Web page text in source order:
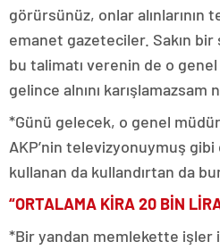
görürsünüz, onlar alınlarının
emanet gazeteciler. Sakın bir
bu talimatı verenin de o
gelince alnını
*Günü gelecek, o genel
AKP’nin televizyonuymuş
kullanan da kullandırtan da
“ORTALAMA KİRA 20 BİN
*Bir yandan memlekette işler